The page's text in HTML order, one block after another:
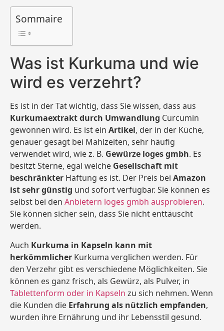
Sommaire
Was ist Kurkuma und wie
wird es verzehrt?
Es ist in der Tat wichtig, dass Sie wissen, dass aus
Kurkumaextrakt durch Umwandlung Curcumin
gewonnen wird. Es ist ein Artikel, der in der Küche,
genauer gesagt bei Mahlzeiten, sehr häufig
verwendet wird, wie z. B. Gewürze loges gmbh. Es
besitzt Sterne, egal welche Gesellschaft mit
beschränkter Haftung es ist. Der Preis bei Amazon
ist sehr günstig und sofort verfügbar. Sie können es
selbst bei den Anbietern loges gmbh ausprobieren.
Sie können sicher sein, dass Sie nicht enttäuscht
werden.
Auch Kurkuma in Kapseln kann mit
herkömmlicher Kurkuma verglichen werden. Für
den Verzehr gibt es verschiedene Möglichkeiten. Sie
können es ganz frisch, als Gewürz, als Pulver, in
Tablettenform oder in Kapseln zu sich nehmen. Wenn
die Kunden die Erfahrung als nützlich empfanden,
wurden ihre Ernährung und ihr Lebensstil gesund.